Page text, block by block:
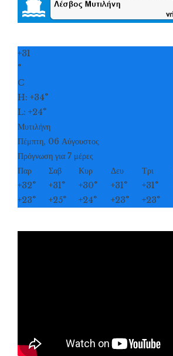
+31
°
C
H: +34°
L: +24°
Μυτιλήνη
Πέμπτη, 06 Αύγουστος
Πρόγνωση για 7 μέρες
Παρ
Σαβ Κυρ Δευ Τρι
+32° +31° +30° +31° +31°
+23° +25° +24° +23° +23°